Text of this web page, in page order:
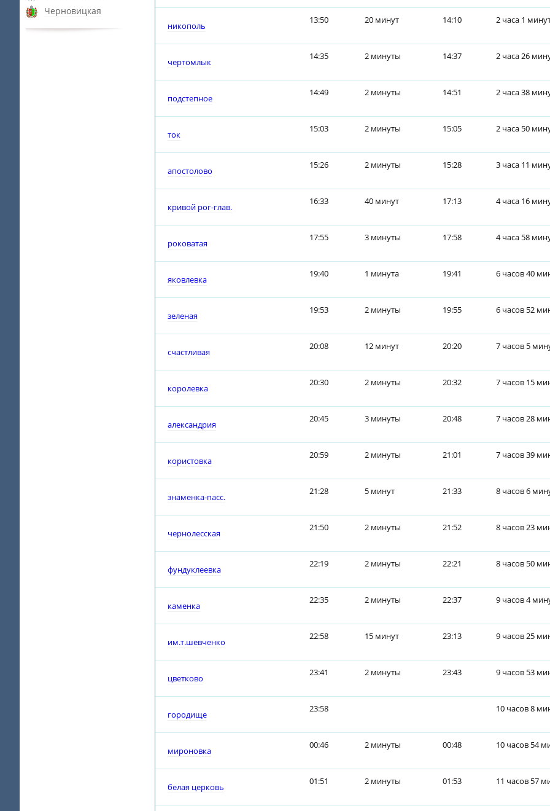
Черновицкая
никополь
13:50 20 минут 14:10 2 часа 1
чертомлык
14:35 2 минуты 14:37 2 часа 26
подстепное
14:49 2 минуты 14:51 2 часа 38
ток
15:03 2 минуты 15:05 2 часа 50
апостолово
15:26 2 минуты 15:28 3 часа 11
кривой рог-глав.
16:33 40 минут 17:13 4 часа 16
роковатая
17:55 3 минуты 17:58 4 часа 58
яковлевка
19:40 1 минута 19:41 6 часов 40
зеленая
19:53 2 минуты 19:55 6 часов 52
счастливая
20:08 12 минут 20:20 7 часов 5
королевка
20:30 2 минуты 20:32 7 часов 15
александрия
20:45 3 минуты 20:48 7 часов 28
користовка
20:59 2 минуты 21:01 7 часов 39
знаменка-пасс.
21:28 5 минут 21:33 8 часов 6
чернолесская
21:50 2 минуты 21:52 8 часов 23
фундуклеевка
22:19 2 минуты 22:21 8 часов 50
каменка
22:35 2 минуты 22:37 9 часов 4
им.т.шевченко
22:58 15 минут 23:13 9 часов 25
цветково
23:41 2 минуты 23:43 9 часов 53
городище
23:58 10 часов 8
мироновка
00:46 2 минуты 00:48 10 часов 54
белая церковь
01:51 2 минуты 01:53 11 часов 57